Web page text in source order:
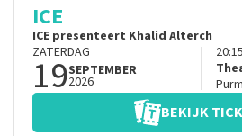
ICE
ICE presenteert Khalid Alterch
ZATERDAG
19SEPTEMBER
2026
20:15
BEKIJK